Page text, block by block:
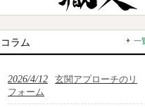
コラム 一
2026/4/12
玄関アプローチのリ
フォーム